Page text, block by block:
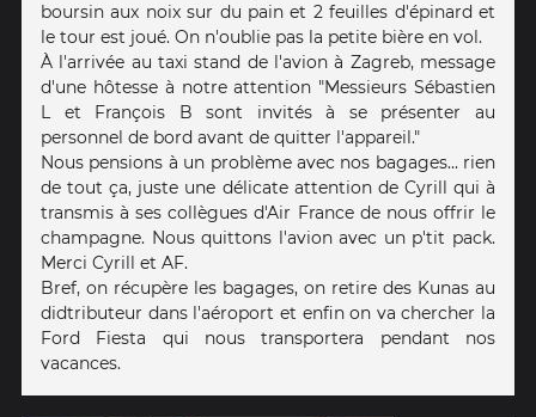
boursin aux noix sur du pain et 2 feuilles d'épinard et
le tour est joué. On n'oublie pas la petite bière en vol.
À l'arrivée au taxi stand de l'avion à Zagreb, message
d'une hôtesse à notre attention "Messieurs Sébastien
L et François B sont invités à se présenter au
personnel de bord avant de quitter l'appareil."
Nous pensions à un problème avec nos bagages... rien
de tout ça, juste une délicate attention de Cyrill qui à
transmis à ses collègues d'Air France de nous offrir le
champagne. Nous quittons l'avion avec un p'tit pack.
Merci Cyrill et AF.
Bref, on récupère les bagages, on retire des Kunas au
didtributeur dans l'aéroport et enfin on va chercher la
Ford Fiesta qui nous transportera pendant nos
vacances.